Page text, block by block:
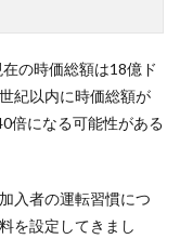
の時価総額は18億ド
紀以内に時価総額が
倍になる可能性がある
入者の運転習慣につ
を設定してきまし